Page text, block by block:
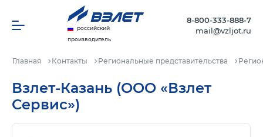
российский
производитель
8-800-333-888-7
mail@vzljot.ru
Главная Контакты Региональные представительства
Взлет-Казань (ООО «Взлет
Сервис»)